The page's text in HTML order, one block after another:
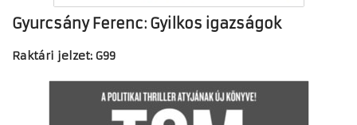
Gyurcsány Ferenc: Gyilkos igazságok
Raktári jelzet: G99